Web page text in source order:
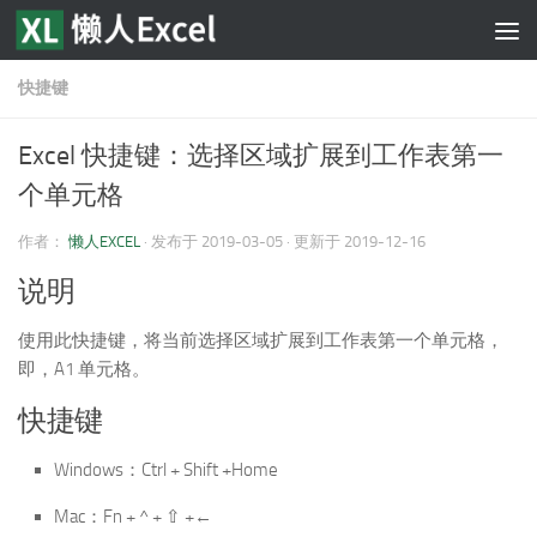
跳至内容
快捷键
Excel 快捷键：选择区域扩展到工作表第一
个单元格
作者： 懒人EXCEL · 发布于 2019-03-05 · 更新于 2019-12-16
说明
使用此快捷键，将当前选择区域扩展到工作表第一个单元格，
即，A1 单元格。
快捷键
Windows：Ctrl + Shift +Home
Mac：Fn + ^ + ⇧ +←